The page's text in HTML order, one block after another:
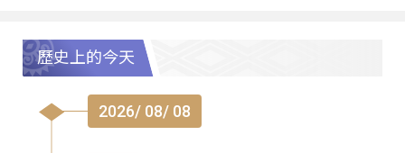
歷史上的今天
2026/ 08/ 08